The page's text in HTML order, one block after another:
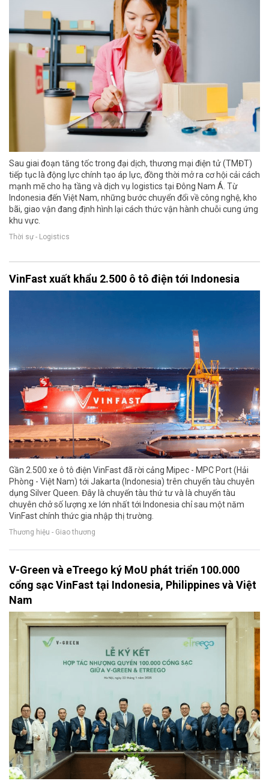
Sau giai đoạn tăng tốc trong đại dịch, thương mại điện tử (TMĐT)
tiếp tục là động lực chính tạo áp lực, đồng thời mở ra cơ hội cải cách
mạnh mẽ cho hạ tầng và dịch vụ logistics tại Đông Nam Á. Từ
Indonesia đến Việt Nam, những bước chuyển đổi về công nghệ, kho
bãi, giao vận đang định hình lại cách thức vận hành chuỗi cung ứng
khu vực.
Thời sự - Logistics
VinFast xuất khẩu 2.500 ô tô điện tới Indonesia
Gần 2.500 xe ô tô điện VinFast đã rời cảng Mipec - MPC Port (Hải
Phòng - Việt Nam) tới Jakarta (Indonesia) trên chuyến tàu chuyên
dụng Silver Queen. Đây là chuyến tàu thứ tư và là chuyến tàu
chuyên chở số lượng xe lớn nhất tới Indonesia chỉ sau một năm
VinFast chính thức gia nhập thị trường.
Thương hiệu - Giao thương
V-Green và eTreego ký MoU phát triển 100.000
cổng sạc VinFast tại Indonesia, Philippines và Việt
Nam